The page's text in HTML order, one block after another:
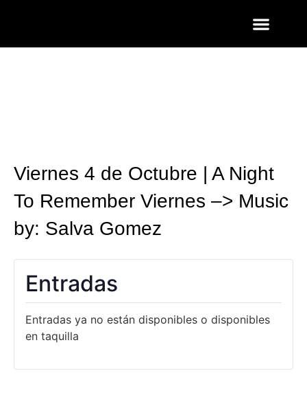
Viernes 4 de Octubre | A Night
To Remember Viernes –> Music
by: Salva Gomez
Entradas
Entradas ya no están disponibles o disponibles
en taquilla